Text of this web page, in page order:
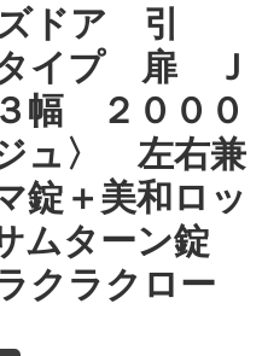
ドア 引
イプ 扉 Ｊ
幅 ２０００
ュ〉 左右兼
錠＋美和ロッ
ムターン錠
クラクロー